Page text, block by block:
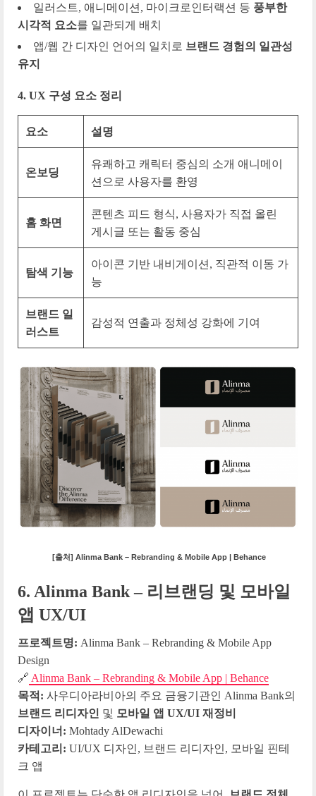
일러스트, 애니메이션, 마이크로인터랙션 등 풍부한
시각적 요소를 일관되게 배치
앱/웹 간 디자인 언어의 일치로 브랜드 경험의 일관성
유지
4. UX 구성 요소 정리
요소 설명
온보딩
유쾌하고 캐릭터 중심의 소개 애니메이
션으로 사용자를 환영
홈 화면
콘텐츠 피드 형식, 사용자가 직접 올린
게시글 또는 활동 중심
탐색 기능
아이콘 기반 내비게이션, 직관적 이동 가
능
브랜드 일
러스트
감성적 연출과 정체성 강화에 기여
[출처] Alinma Bank – Rebranding & Mobile App | Behance
6. Alinma Bank – 리브랜딩 및 모바일
앱 UX/UI
프로젝트명: Alinma Bank – Rebranding & Mobile App
Design
🔗 Alinma Bank – Rebranding & Mobile App | Behance
목적: 사우디아라비아의 주요 금융기관인 Alinma Bank의
브랜드 리디자인 및 모바일 앱 UX/UI 재정비
디자이너: Mohtady AlDewachi
카테고리: UI/UX 디자인, 브랜드 리디자인, 모바일 핀테
크 앱